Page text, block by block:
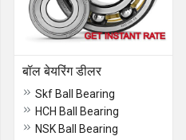
बॉल बेयरिंग डीलर
Skf Ball Bearing
HCH Ball Bearing
NSK Ball Bearing